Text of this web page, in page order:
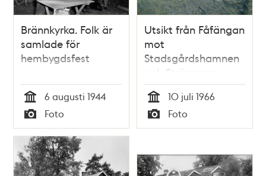
Brännkyrka. Folk är
samlade för
hembygdsfest
Tid
6 augusti 1944
Typ
Foto
Utsikt från Fåfängan
mot
Stadsgårdshamnen
och Strömmen
Tid
10 juli 1966
Typ
Foto